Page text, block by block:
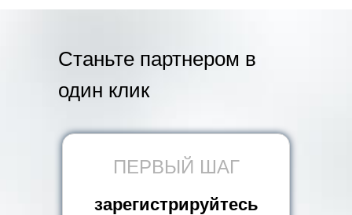
зарегистрируйтесь
ПЕРВЫЙ ШАГ
Станьте партнером в
один клик